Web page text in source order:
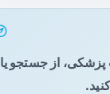
از جستجو یا